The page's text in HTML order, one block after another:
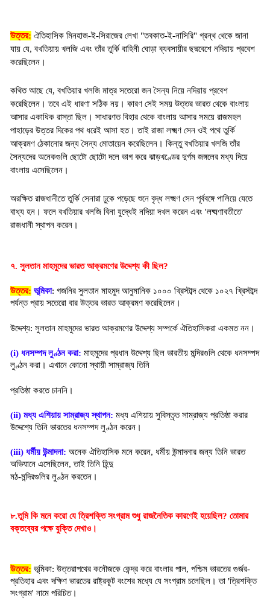
উত্তর: ঐতিহাসিক মিনহাজ-ই-সিরাজের লেখা "তবকাত-ই-নাসিরি" গ্রন্থ থেকে জানা
যায় যে, বখতিয়ায় খলজি এবং তাঁর তুর্কি বাহিনী ঘোড়া ব্যবসায়ীর ছদ্মবেশে নদিয়ায় প্রবেশ
করেছিলেন।
কথিত আছে যে, বখতিয়ার খলজি মাত্র সতেরো জন সৈন্য নিয়ে নদিয়ায় প্রবেশ
করেছিলেন। তবে এই ধারণা সঠিক নয়। কারণ সেই সময় উত্তর ভারত থেকে বাংলায়
আসার একাধিক রাস্তা ছিল। সাধারণত বিহার থেকে বাংলায় আসার সময়ে রাজমহল
পাহাড়ের উত্তর দিকের পথ ধরেই আসা হত। তাই রাজা লক্ষ্মণ সেন ওই পথে তুর্কি
আক্রমণ ঠেকানোর জন্য সৈন্য মোতায়েন করেছিলেন। কিন্তু বখতিয়ার খলজি তাঁর
সৈন্যদের অনেকগুলি ছোটো ছোটো দলে ভাগ করে ঝাড়খণ্ডের দুর্গম জঙ্গলের মধ্য দিয়ে
বাংলায় এসেছিলেন।
অরক্ষিত রাজধানীতে তুর্কি সেনারা ঢুকে পড়েছে শুনে বৃদ্ধ লক্ষ্মণ সেন পূর্ববঙ্গে পালিয়ে যেতে
বাধ্য হন। ফলে বখতিয়ার খলজি বিনা যুদ্ধেই নদিয়া দখল করেন এবং 'লক্ষ্মণাবতীতে'
রাজধানী স্থাপন করেন।
৭. সুলতান মাহমুদের ভারত আক্রমণের উদ্দেশ্য কী ছিল?
উত্তর: ভূমিকা: গজনির সুলতান মাহমুদ আনুমানিক ১০০০ খ্রিস্টাব্দ থেকে ১০২৭ খ্রিস্টাব্দ
পর্যন্ত প্রায় সতেরো বার উত্তর ভারত আক্রমণ করেছিলেন।
উদ্দেশ্য: সুলতান মাহমুদের ভারত আক্রমণের উদ্দেশ্য সম্পর্কে ঐতিহাসিকরা একমত নন।
(i) ধনসম্পদ লুণ্ঠন করা: মাহমুদের প্রধান উদ্দেশ্য ছিল ভারতীয় মন্দিরগুলি থেকে ধনসম্পদ
লুণ্ঠন করা। এখানে কোনো স্থায়ী সাম্রাজ্য তিনি
প্রতিষ্ঠা করতে চাননি।
(ii) মধ্য এশিয়ায় সাম্রাজ্য স্থাপন: মধ্য এশিয়ায় সুবিস্তৃত সাম্রাজ্য প্রতিষ্ঠা করার
উদ্দেশ্যে তিনি ভারতের ধনসম্পদ লুণ্ঠন করেন।
(iii) ধর্মীয় উন্মাদনা: অনেক ঐতিহাসিক মনে করেন, ধর্মীয় উন্মাদনার জন্য তিনি ভারত
অভিযানে এসেছিলেন, তাই তিনি হিন্দু
মঠ-মন্দিরগুলির লুণ্ঠন করতেন।
৮.তুমি কি মনে করো যে ত্রিশক্তি সংগ্রাম শুধু রাজনৈতিক কারণেই হয়েছিল? তোমার
বক্তব্যের পক্ষে যুক্তি দেখাও।
উত্তর: ভূমিকা: উত্তরাপথের কনৌজকে কেন্দ্র করে বাংলার পাল, পশ্চিম ভারতের গুর্জর-
প্রতিহার এবং দক্ষিণ ভারতের রাষ্ট্রকূট বংশের মধ্যে যে সংগ্রাম চলেছিল। তা 'ত্রিশক্তি
সংগ্রাম' নামে পরিচিত।